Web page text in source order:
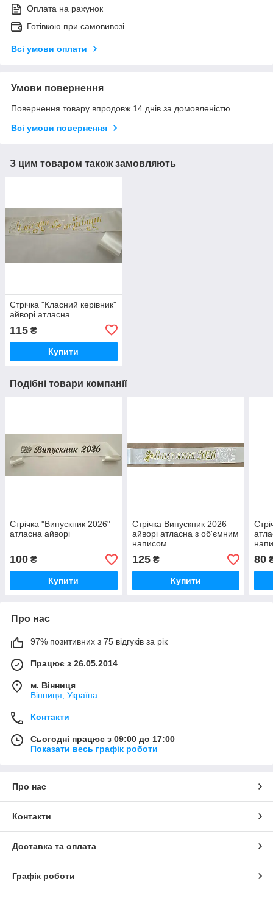
Оплата на рахунок
Готівкою при самовивозі
Всі умови оплати
Умови повернення
Повернення товару впродовж 14 днів за домовленістю
Всі умови повернення
З цим товаром також замовляють
Стрічка "Класний керівник"
айворі атласна
115 ₴
Купити
Подібні товари компанії
Стрічка "Випускник 2026"
атласна айворі
100 ₴
Купити
Стрічка Випускник 2026
айворі атласна з об'ємним
написом
125₴
Купити
80
Про нас
97% позитивних з 75 відгуків за рік
Працює з 26.05.2014
м. Вінниця
Вінниця, Україна
Контакти
Сьогодні працює з 09:00 до 17:00
Показати весь графік роботи
Про нас
Контакти
Доставка та оплата
Графік роботи